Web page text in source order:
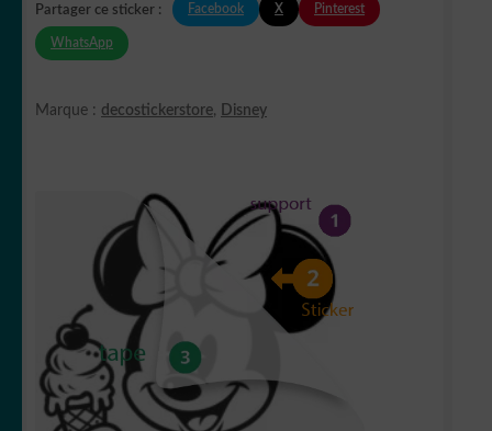
Partager ce sticker : Facebook X Pinterest
WhatsApp
Marque : decostickerstore, Disney